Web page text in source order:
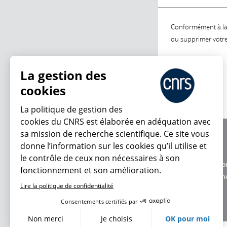
Conformément à
ou supprimer
Charte
Données
La gestion des
cookies
La politique de gestion des
cookies du CNRS est élaborée en adéquation avec
sa mission de recherche scientifique. Ce site vous
donne l’information sur les cookies qu’il utilise et
le contrôle de ceux non nécessaires à son
fonctionnement et son amélioration.
Lire la politique de confidentialité
Consentements certifiés par
Non merci Je choisis OK pour moi